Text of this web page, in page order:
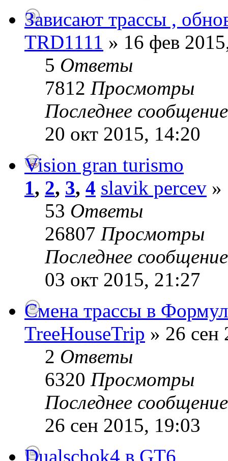
Зависают трассы ,
TRD1111 » 16 фев
5 Ответы
7812 Просмотры
Последнее
20 окт 2015, 14:20
Vision gran turismo
1, 2, 3, 4 slavik percev »
53 Ответы
26807 Просмотры
Последнее
03 окт 2015, 21:27
Смена трассы в
TreeHouseTrip » 26 сен
2 Ответы
6320 Просмотры
Последнее
26 сен 2015, 19:03
Dualschok4 в GT6